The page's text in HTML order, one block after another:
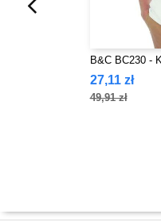
B&C BC230 -
27,11 zł
49,91 zł